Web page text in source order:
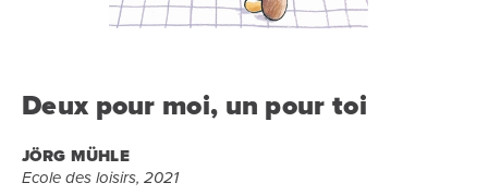
Deux pour moi, un pour toi
JÖRG MÜHLE
Ecole des loisirs, 2021